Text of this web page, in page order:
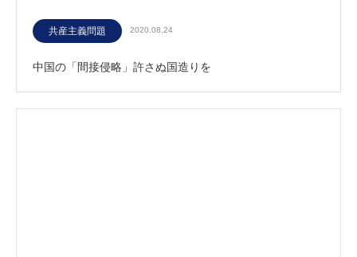
共産主義問題 2020.08.24
中国の「間接侵略」許さぬ国造りを